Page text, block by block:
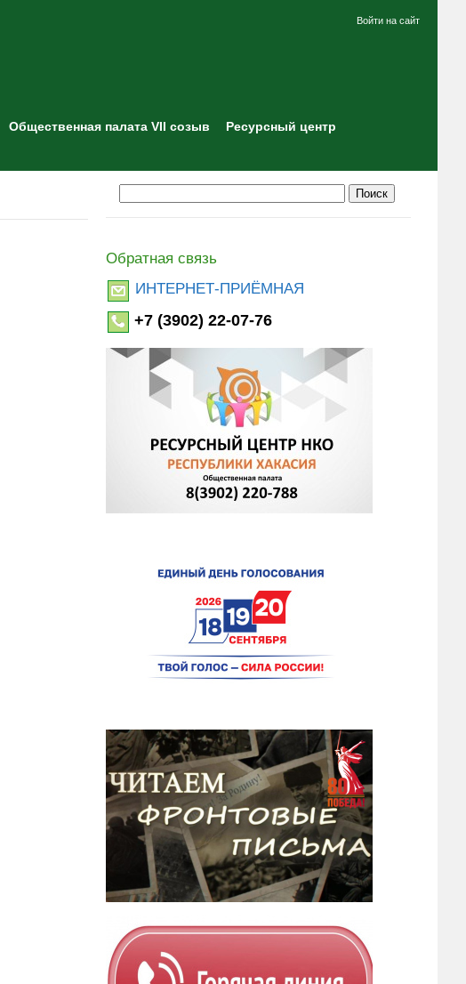
Войти на сайт
Общественная палата VII созыв
Ресурсный центр
Обратная связь
ИНТЕРНЕТ-ПРИЁМНАЯ
+7 (3902) 22-07-76